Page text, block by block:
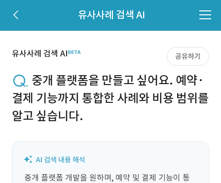
유사사례 검색 AI
유사사례 검색 AI 공유하기
중개 플랫폼을 만들고 싶어요. 예약·
결제 기능까지 통합한 사례와 비용 범위를
알고 싶습니다.
중개 플랫폼 개발을 원하며, 예약 및 결제 기능이 통